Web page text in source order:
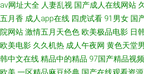
站 三级网站在线 91小视频大全在线观看 日韩牛B
韩黄页免费看 91社78四虎 三级片黄色网址 WWW
91亚洲精品青草依 色爱激情 91资源国产福利专区
av网址大全 人妻乱视 国产成人在线网站
五月香 成人app在线 四虎试看 91男女 国
院网站 激情五月天色色 欧美极品电影 日
欧美电影 久久机热 成人午夜网 黄色天堂
韩中文在线 精品中的精品 97国产精品视频